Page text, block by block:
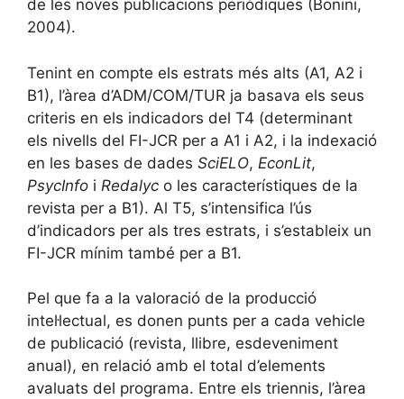
de les noves publicacions periòdiques (Bonini,
2004).
Tenint en compte els estrats més alts (A1, A2 i
B1), l’àrea d’ADM/COM/TUR ja basava els seus
criteris en els indicadors del T4 (determinant
els nivells del FI-JCR per a A1 i A2, i la indexació
en les bases de dades SciELO, EconLit,
PsycInfo i Redalyc o les característiques de la
revista per a B1). Al T5, s’intensifica l’ús
d’indicadors per als tres estrats, i s’estableix un
FI-JCR mínim també per a B1.
Pel que fa a la valoració de la producció
intel·lectual, es donen punts per a cada vehicle
de publicació (revista, llibre, esdeveniment
anual), en relació amb el total d’elements
avaluats del programa. Entre els triennis, l’àrea